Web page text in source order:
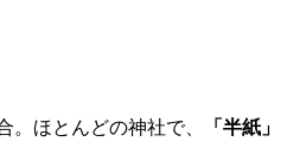
。ほとんどの神社で、
「半紙」